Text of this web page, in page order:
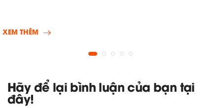
XEM THÊM
Hãy để lại bình luận của bạn tại
đây!